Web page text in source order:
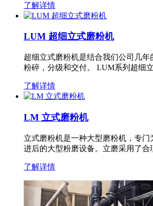
了解详情
LUM 超细立式磨粉机
超细立式磨粉机是结合我们公司几
粉碎，分级和交付。 LUM系列超细
了解详情
LM 立式磨粉机
立式磨粉机是一种大型磨粉机，专
进后的大型粉磨设备。立磨采用了
了解详情